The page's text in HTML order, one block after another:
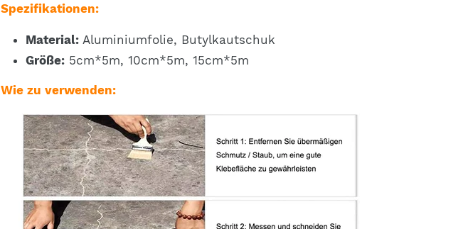
Spezifikationen:
Material: Aluminiumfolie, Butylkautschuk
Größe: 5cm*5m, 10cm*5m, 15cm*5m
Wie zu verwenden: